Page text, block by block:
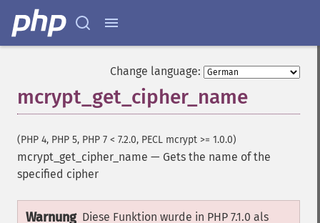
Change language:
mcrypt_get_cipher_name
(PHP 4, PHP 5, PHP 7 < 7.2.0, PECL mcrypt >= 1.0.0)
mcrypt_get_cipher_name — Gets the name of the
specified cipher
Warnung Diese Funktion wurde in PHP 7.1.0 als